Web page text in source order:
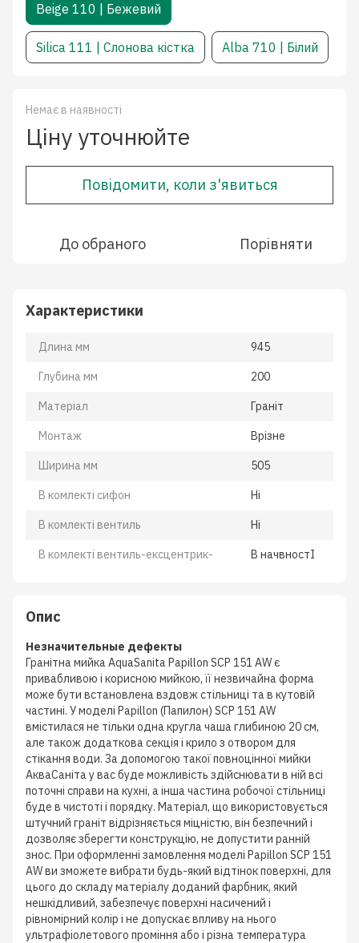
Beige 110 | Бежевий
Silica 111 | Слонова кістка Alba 710 | Білий
Немає в наявності
Ціну уточнюйте
Повідомити, коли з'явиться
До обраного Порівняти
Характеристики
Длина мм 945
Глубина мм 200
Матеріал Гранiт
Монтаж Врiзне
Ширина мм 505
В комлектi сифон Нi
В комлектi вентиль Нi
В комлектi вентиль-ексцентрик- В начвностI
Опис
Незначительные дефекты
Гранітна мийка AquaSanita Papillon SCP 151 AW є
привабливою і корисною мийкою, її незвичайна форма
може бути встановлена вздовж стільниці та в кутовій
частині. У моделі Papillon (Папилон) SCP 151 AW
вмістилася не тільки одна кругла чаша глибиною 20 см,
але також додаткова секція і крило з отвором для
стікання води. За допомогою такої повноцінної мийки
АкваСаніта у вас буде можливість здійснювати в ній всі
поточні справи на кухні, а інша частина робочої стільниці
буде в чистоті і порядку. Матеріал, що використовується
штучний граніт відрізняється міцністю, він безпечний і
дозволяє зберегти конструкцію, не допустити ранній
знос. При оформленні замовлення моделі Papillon SCP 151
AW ви зможете вибрати будь-який відтінок поверхні, для
цього до складу матеріалу доданий фарбник, який
нешкідливий, забезпечує поверхні насичений і
рівномірний колір і не допускає впливу на нього
ультрафіолетового проміння або і різна температура